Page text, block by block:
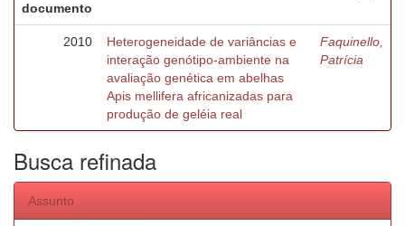
documento
2010
Heterogeneidade de variâncias e
interação genótipo-ambiente na
avaliação genética em abelhas
Apis mellifera africanizadas para
produção de geléia real
Faquinello,
Patrícia
Busca refinada
Assunto